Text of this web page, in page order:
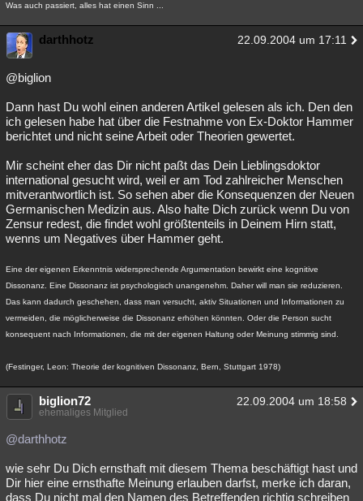
Was auch passiert, alles hat einen Sinn ...
darthhotz 22.09.2004 um 17:11
@biglion
Dann hast Du wohl einen anderen Artikel gelesen als ich. Den den
ich gelesen habe hat über die Festnahme von Ex-Doktor Hammer
berichtet und nicht seine Arbeit oder Theorien gewertet.
Mir scheint eher das Dir nicht paßt das Dein Lieblingsdoktor
international gesucht wird, weil er am Tod zahlreicher Menschen
mitverantwortlich ist. So sehen aber die Konsequenzen der Neuen
Germanischen Medizin aus. Also halte Dich zurück wenn Du von
Zensur redest, die findet wohl größtenteils in Deinem Hirn statt,
wenns um Negatives über Hammer geht.
Eine der eigenen Erkenntnis widersprechende Argumentation bewirkt eine kognitive
Dissonanz. Eine Dissonanz ist psychologisch unangenehm. Daher will man sie reduzieren.
Das kann dadurch geschehen, dass man versucht, aktiv Situationen und Informationen zu
vermeiden, die möglicherweise die Dissonanz erhöhen könnten. Oder die Person sucht
konsequent nach Informationen, die mit der eigenen Haltung oder Meinung stimmig sind.
(Festinger, Leon: Theorie der kognitiven Dissonanz, Bern, Stuttgart 1978)
biglion72 22.09.2004 um 18:58
ehemaliges Mitglied
@darthhotz
wie sehr Du Dich ernsthaft mit diesem Thema beschäftigt hast und
Dir hier eine ernsthafte Meinung erlauben darfst, merke ich daran,
dass Du nicht mal den Namen des Betreffenden richtig schreiben